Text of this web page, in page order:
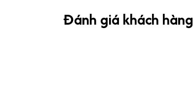
Đánh giá khách hàng